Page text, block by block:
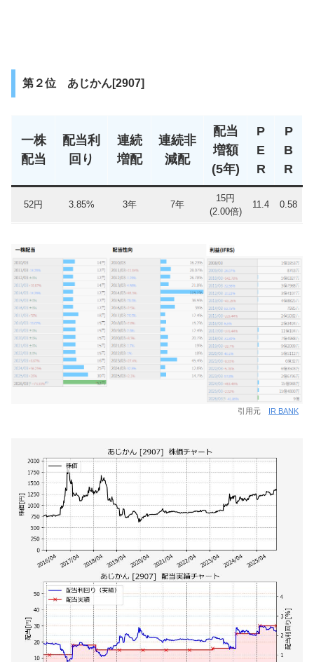
第２位 あじかん[2907]
一株
配当
配当利
回り
連続
増配
連続非
減配
配当
増額
(5年)
P
E
R
P
B
R
52円 3.85% 3年 7年
15円
(2.00倍)
11.4 0.58
引用元 IR BANK